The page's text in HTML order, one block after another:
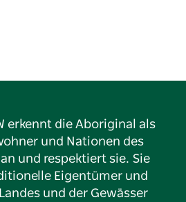
erkennt die Aboriginal als
und Nationen des
und respektiert sie. Sie
Eigentümer und
und der Gewässer